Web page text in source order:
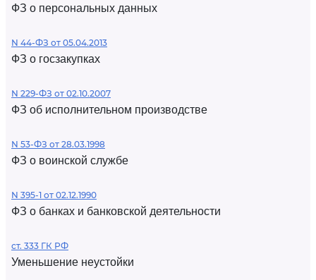
ФЗ о персональных данных
N 44-ФЗ от 05.04.2013
ФЗ о госзакупках
N 229-ФЗ от 02.10.2007
ФЗ об исполнительном производстве
N 53-ФЗ от 28.03.1998
ФЗ о воинской службе
N 395-1 от 02.12.1990
ФЗ о банках и банковской деятельности
ст. 333 ГК РФ
Уменьшение неустойки